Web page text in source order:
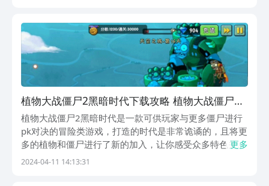
玩，...
植物大战僵尸2黑暗时代下载攻略 植物大战僵尸2
黑暗时代在哪下载
植物大战僵尸2黑暗时代是一款可供玩家与更多僵尸进行
pk对决的冒险类游戏，打造的时代是非常诡谲的，且将更
多的植物和僵尸进行了新的加入，让你感受众多特色关
卡，那么，植物大战僵尸2黑暗时代下载教程怎么来取得
更多
2024-04-11 14:13:31